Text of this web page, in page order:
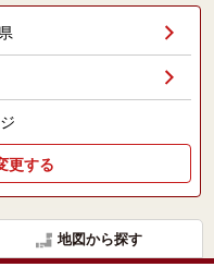
更する
地図から探す